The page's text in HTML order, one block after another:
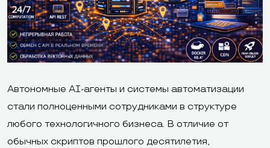
Автономные AI-агенты и системы автоматизации
стали полноценными сотрудниками в структуре
любого технологичного бизнеса. В отличие от
обычных скриптов прошлого десятилетия,